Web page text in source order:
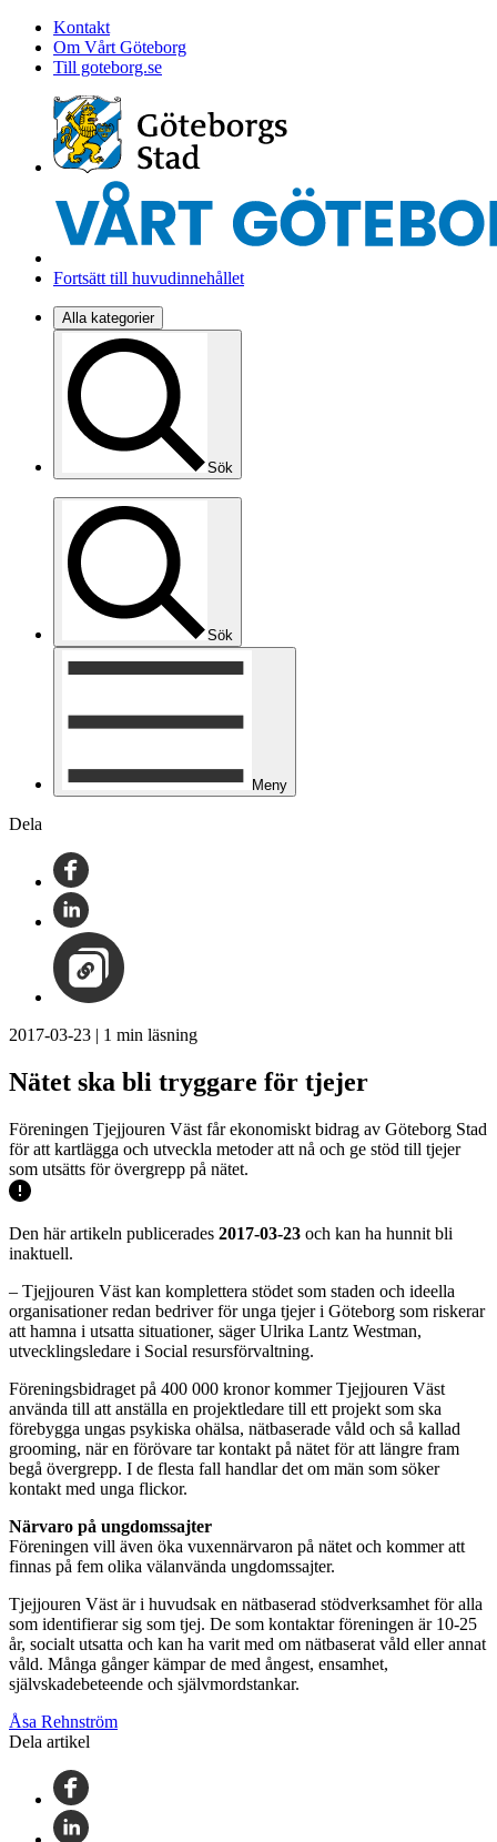
Kontakt
Om Vårt Göteborg
Till goteborg.se
Fortsätt till huvudinnehållet
Alla kategorier
Sök
Sök
Meny
Dela
2017-03-23 | 1 min läsning
Nätet ska bli tryggare för tjejer
Föreningen Tjejjouren Väst får ekonomiskt bidrag av Göteborg Stad
för att kartlägga och utveckla metoder att nå och ge stöd till tjejer
som utsätts för övergrepp på nätet.
Den här artikeln publicerades 2017-03-23 och kan ha hunnit bli
inaktuell.
– Tjejjouren Väst kan komplettera stödet som staden och ideella
organisationer redan bedriver för unga tjejer i Göteborg som riskerar
att hamna i utsatta situationer, säger Ulrika Lantz Westman,
utvecklingsledare i Social resursförvaltning.
Föreningsbidraget på 400 000 kronor kommer Tjejjouren Väst
använda till att anställa en projektledare till ett projekt som ska
förebygga ungas psykiska ohälsa, nätbaserade våld och så kallad
grooming, när en förövare tar kontakt på nätet för att längre fram
begå övergrepp. I de flesta fall handlar det om män som söker
kontakt med unga flickor.
Närvaro på ungdomssajter
Föreningen vill även öka vuxennärvaron på nätet och kommer att
finnas på fem olika välanvända ungdomssajter.
Tjejjouren Väst är i huvudsak en nätbaserad stödverksamhet för alla
som identifierar sig som tjej. De som kontaktar föreningen är 10-25
år, socialt utsatta och kan ha varit med om nätbaserat våld eller annat
våld. Många gånger kämpar de med ångest, ensamhet,
självskadebeteende och självmordstankar.
Åsa Rehnström
Dela artikel